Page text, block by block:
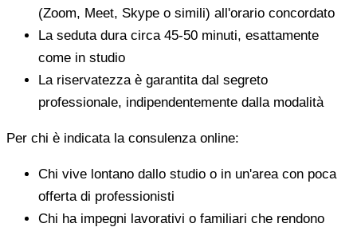
(Zoom, Meet, Skype o simili) all'orario concordato
La seduta dura circa 45-50 minuti, esattamente
come in studio
La riservatezza è garantita dal segreto
professionale, indipendentemente dalla modalità
Per chi è indicata la consulenza online:
Chi vive lontano dallo studio o in un'area con poca
offerta di professionisti
Chi ha impegni lavorativi o familiari che rendono